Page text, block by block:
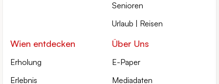
Senioren
Urlaub | Reisen
Wien entdecken
Erholung
Erlebnis
Über Uns
E-Paper
Mediadaten